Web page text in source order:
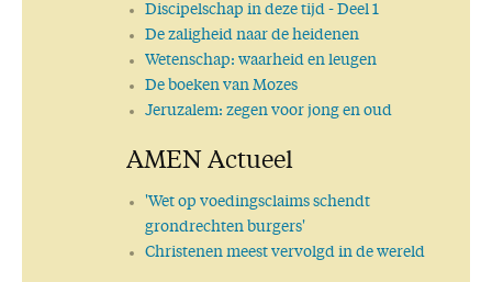
Discipelschap in deze tijd- Deel 1
De zaligheid naar de heidenen
Wetenschap: waarheid en leugen
De boeken van Mozes
Jeruzalem: zegen voor jong en oud
AMEN Actueel
'Wet op voedingsclaims schendt
grondrechten burgers'
Christenen meest vervolgd in de wereld